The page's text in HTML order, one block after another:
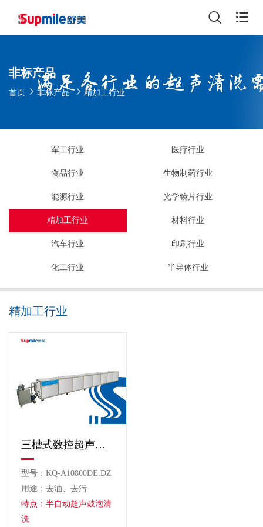
非标产品
首页 非标产品 精加工行业
军工行业 医疗行业
食品行业 生物制药行业
能源行业 光学镜片行业
精加工行业 材料行业
汽车行业 印刷行业
化工行业 半导体行业
精加工行业
三槽式数控超声波清洗机
型号：KQ-A10800DE.DZ
用途：去油、去污
特点：半自动超声鼓泡清
洗